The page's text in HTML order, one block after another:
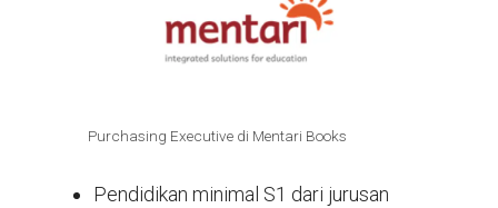
Purchasing Executive di Mentari Books
Pendidikan minimal S1 dari jurusan